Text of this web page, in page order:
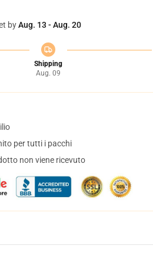
byAug. 13 - Aug. 20
Shipping
Aug. 09
per tutti i pacchi
non viene ricevuto